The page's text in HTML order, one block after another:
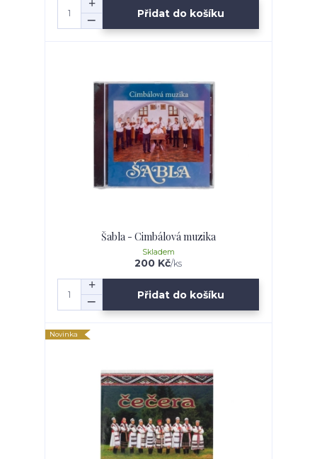
Přidat do košíku
Šabla - Cimbálová muzika
200 Kč/ks
Skladem
Přidat do košíku
Novinka